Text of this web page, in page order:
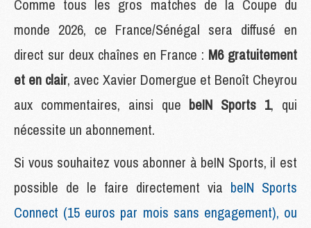
Comme tous les gros matches de la Coupe du
monde 2026, ce France/Sénégal sera diffusé en
direct sur deux chaînes en France : M6 gratuitement
et en clair, avec Xavier Domergue et Benoît Cheyrou
aux commentaires, ainsi que beIN Sports 1, qui
nécessite un abonnement.
Si vous souhaitez vous abonner à beIN Sports, il est
possible de le faire directement via beIN Sports
Connect (15 euros par mois sans engagement), ou